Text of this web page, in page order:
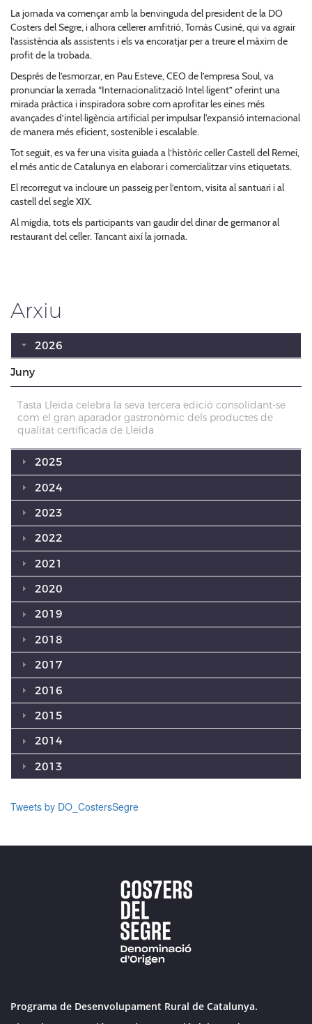
La jornada va començar amb la benvinguda del president de la DO
Costers del Segre, i alhora cellerer amfitrió, Tomàs Cusiné, qui va agrair
l’assistència als assistents i els va encoratjar per a treure el màxim de
profit de la trobada.
Després de l’esmorzar, en Pau Esteve, CEO de l’empresa Soul, va
pronunciar la xerrada “Internacionalització Intel·ligent” oferint una
mirada pràctica i inspiradora sobre com aprofitar les eines més
avançades d’intel·ligència artificial per impulsar l'expansió internacional
de manera més eficient, sostenible i escalable.
Tot seguit, es va fer una visita guiada a l’històric celler Castell del Remei,
el més antic de Catalunya en elaborar i comercialitzar vins etiquetats.
El recorregut va incloure un passeig per l’entorn, visita al santuari i al
castell del segle XIX.
Al migdia, tots els participants van gaudir del dinar de germanor al
restaurant del celler. Tancant així la jornada.
Arxiu
2026
Juny
Tasta Lleida celebra la seva tercera edició consolidant-se
com el gran aparador gastronòmic dels productes de
qualitat certificada de Lleida
2025
2024
2023
2022
2021
2020
2019
2018
2017
2016
2015
2014
2013
Tweets by DO_CostersSegre
Programa de Desenvolupament Rural de Catalunya.